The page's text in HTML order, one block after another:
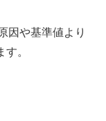
因や基準値より
。